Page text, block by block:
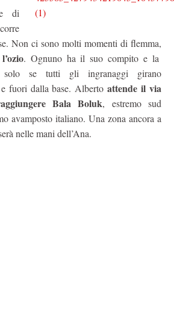
di
Non ci sono molti momenti di flemma,
. Ognuno ha il suo compito e la
solo se tutti gli ingranaggi girano
e fuori dalla base. Albertoattende il via
Bala Boluk, estremo sud
avamposto italiano. Una zona ancora a
nelle mani dell’Ana.